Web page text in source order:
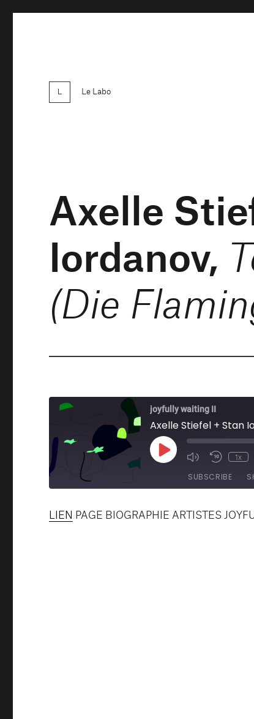
Le Labo
Axelle
Iordanov,
(Die
joyfully waiting II
Axelle Stiefel + Stan
Play
EpisodeMute/
Episode
10
1x
SUBSCRIBE
SHARE
LIEN PAGE BIOGRAPHIE ARTISTES